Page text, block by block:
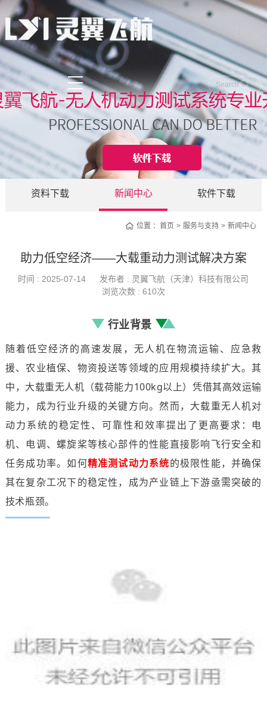
资料下载 新闻中心 软件下载
位置 ：首页 服务与支持 新闻中心
助力低空经济——大载重动力测试解决方案
时间 : 2025-07-14
发布者 : 灵翼飞航（天津）科技有限公司
浏览次数 : 610次
行业背景
随着低空经济的高速发展，无人机在物流运输、应急救
援、农业植保、物资投送等领域的应用规模持续扩大。其
中，大载重无人机（载荷能力100kg以上）凭借其高效运输
能力，成为行业升级的关键方向。然而，大载重无人机对
动力系统的稳定性、可靠性和效率提出了更高要求：电
机、电调、螺旋桨等核心部件的性能直接影响飞行安全和
任务成功率。如何精准测试动力系统的极限性能，并确保
其在复杂工况下的稳定性，成为产业链上下游亟需突破的
技术瓶颈。